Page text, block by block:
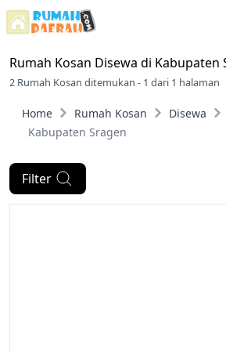
Rumah Kosan Disewa di Kabupaten
2 Rumah Kosan ditemukan - 1 dari 1 halaman
Home Rumah Kosan Disewa
Kabupaten Sragen
Filter